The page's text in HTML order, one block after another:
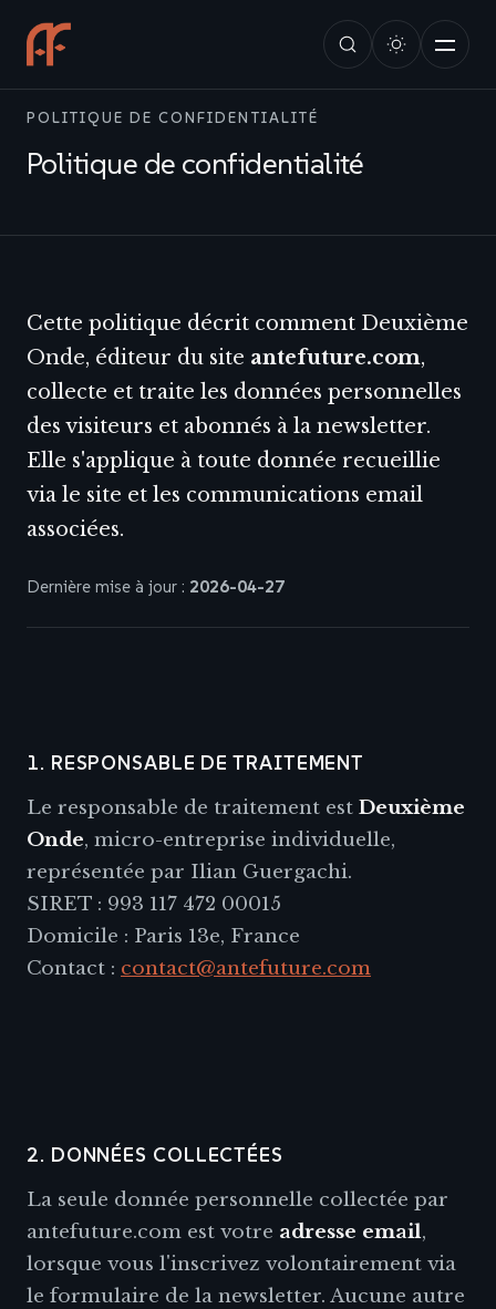
POLITIQUE DE CONFIDENTIALITÉ
Politique de confidentialité
Cette politique décrit comment Deuxième
Onde, éditeur du site antefuture.com,
collecte et traite les données personnelles
des visiteurs et abonnés à la newsletter.
Elle s'applique à toute donnée recueillie
via le site et les communications email
associées.
Dernière mise à jour : 2026-04-27
1. RESPONSABLE DE TRAITEMENT
Le responsable de traitement est Deuxième
Onde, micro-entreprise individuelle,
représentée par Ilian Guergachi.
SIRET : 993 117 472 00015
Domicile : Paris 13e, France
Contact : contact@antefuture.com
2. DONNÉES COLLECTÉES
La seule donnée personnelle collectée par
antefuture.com est votre adresse email,
lorsque vous l'inscrivez volontairement via
le formulaire de la newsletter. Aucune autre